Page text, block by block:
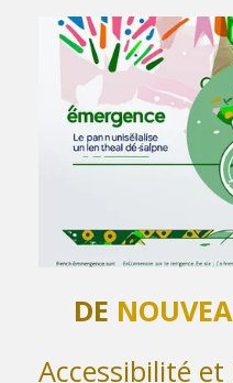
DE
Accessibilité